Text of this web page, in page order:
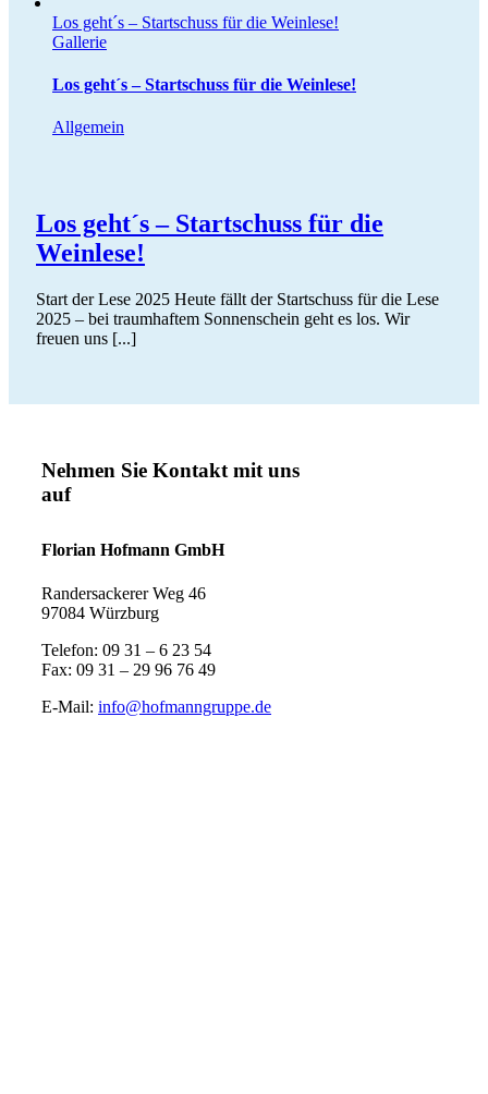
Los geht´s – Startschuss für die Weinlese!
Gallerie
Los geht´s – Startschuss für die Weinlese!
Allgemein
Los geht´s – Startschuss für die
Weinlese!
Start der Lese 2025 Heute fällt der Startschuss für die Lese
2025 – bei traumhaftem Sonnenschein geht es los. Wir
freuen uns [...]
Nehmen Sie Kontakt mit uns
auf
Florian Hofmann GmbH
Randersackerer Weg 46
97084 Würzburg
Telefon: 09 31 – 6 23 54
Fax: 09 31 – 29 96 76 49
E-Mail: info@hofmanngruppe.de